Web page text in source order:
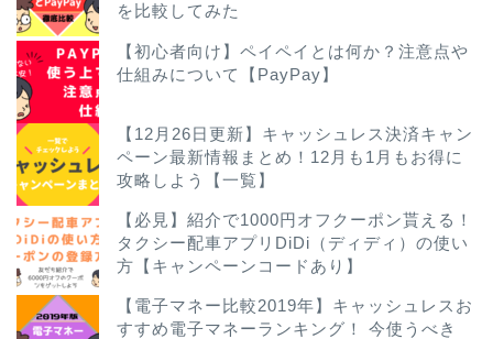
を比較してみた
【初心者向け】ペイペイとは何か？注意点や
仕組みについて【PayPay】
【12月26日更新】キャッシュレス決済キャン
ペーン最新情報まとめ！12月も1月もお得に
攻略しよう【一覧】
【必見】紹介で1000円オフクーポン貰える！
タクシー配車アプリDiDi（ディディ）の使い
方【キャンペーンコードあり】
【電子マネー比較2019年】キャッシュレスお
すすめ電子マネーランキング！ 今使うべき